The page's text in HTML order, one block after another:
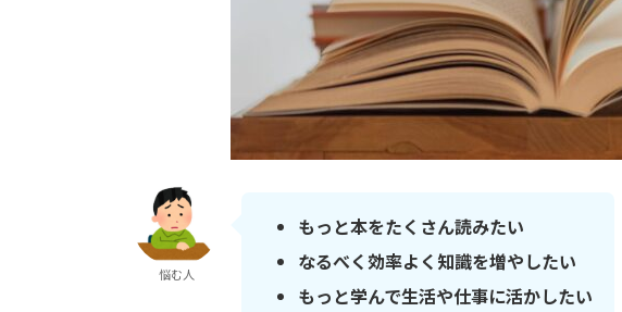
悩む人
もっと本をたくさん読みたい
なるべく効率よく知識を増やしたい
もっと学んで生活や仕事に活かしたい